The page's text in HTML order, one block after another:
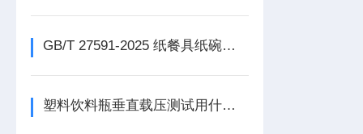
GB/T 27591-2025 纸餐具纸碗抗压强度试验仪的应用
塑料饮料瓶垂直载压测试用什么仪器